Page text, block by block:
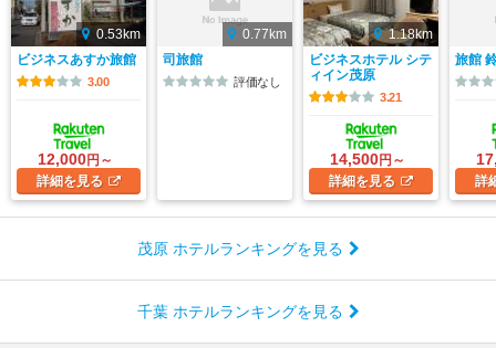
0.53km
ビジネスあすか旅館
3.00
12,000円～
詳細を見る
0.77km
司旅館
評価なし
1.18km
ビジネスホテル シテ
ィイン茂原
3.21
14,500円～
詳細を見る
旅館
詳
茂原 ホテルランキングを見る
千葉 ホテルランキングを見る